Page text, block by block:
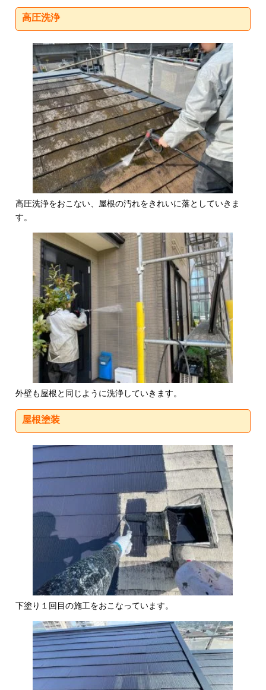
高圧洗浄
高圧洗浄をおこない、屋根の汚れをきれいに落としていきま
す。
外壁も屋根と同じように洗浄していきます。
屋根塗装
下塗り１回目の施工をおこなっています。